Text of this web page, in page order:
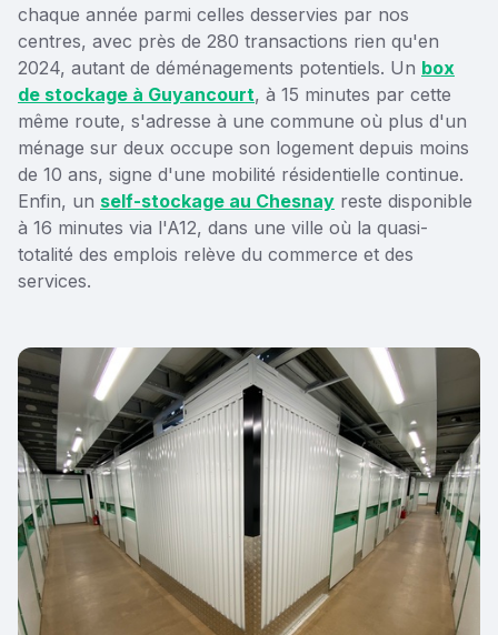
chaque année parmi celles desservies par nos
centres, avec près de 280 transactions rien qu'en
2024, autant de déménagements potentiels. Un box
de stockage à Guyancourt, à 15 minutes par cette
même route, s'adresse à une commune où plus d'un
ménage sur deux occupe son logement depuis moins
de 10 ans, signe d'une mobilité résidentielle continue.
Enfin, un self-stockage au Chesnay reste disponible
à 16 minutes via l'A12, dans une ville où la quasi-
totalité des emplois relève du commerce et des
services.